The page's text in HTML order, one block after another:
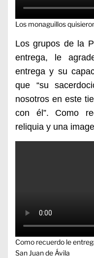
Los monaguillos
Los grupos de la
entrega, le
entrega y su
que “su
nosotros en este
con él”. Como
reliquia y una
Como recuerdo le
San Juan de Ávila